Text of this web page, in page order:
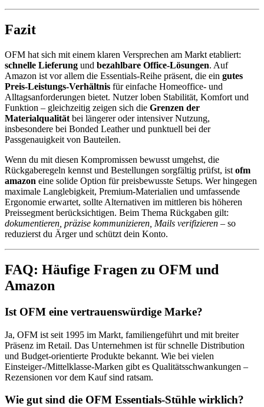
Fazit
OFM hat sich mit einem klaren Versprechen am Markt etabliert:
schnelle Lieferung und bezahlbare Office-Lösungen. Auf
Amazon ist vor allem die Essentials-Reihe präsent, die ein gutes
Preis-Leistungs-Verhältnis für einfache Homeoffice- und
Alltagsanforderungen bietet. Nutzer loben Stabilität, Komfort und
Funktion – gleichzeitig zeigen sich die Grenzen der
Materialqualität bei längerer oder intensiver Nutzung,
insbesondere bei Bonded Leather und punktuell bei der
Passgenauigkeit von Bauteilen.
Wenn du mit diesen Kompromissen bewusst umgehst, die
Rückgaberegeln kennst und Bestellungen sorgfältig prüfst, ist ofm
amazon eine solide Option für preisbewusste Setups. Wer hingegen
maximale Langlebigkeit, Premium-Materialien und umfassende
Ergonomie erwartet, sollte Alternativen im mittleren bis höheren
Preissegment berücksichtigen. Beim Thema Rückgaben gilt:
dokumentieren, präzise kommunizieren, Mails verifizieren – so
reduzierst du Ärger und schützt dein Konto.
FAQ: Häufige Fragen zu OFM und
Amazon
Ist OFM eine vertrauenswürdige Marke?
Ja, OFM ist seit 1995 im Markt, familiengeführt und mit breiter
Präsenz im Retail. Das Unternehmen ist für schnelle Distribution
und Budget-orientierte Produkte bekannt. Wie bei vielen
Einsteiger-/Mittelklasse-Marken gibt es Qualitätsschwankungen –
Rezensionen vor dem Kauf sind ratsam.
Wie gut sind die OFM Essentials-Stühle wirklich?